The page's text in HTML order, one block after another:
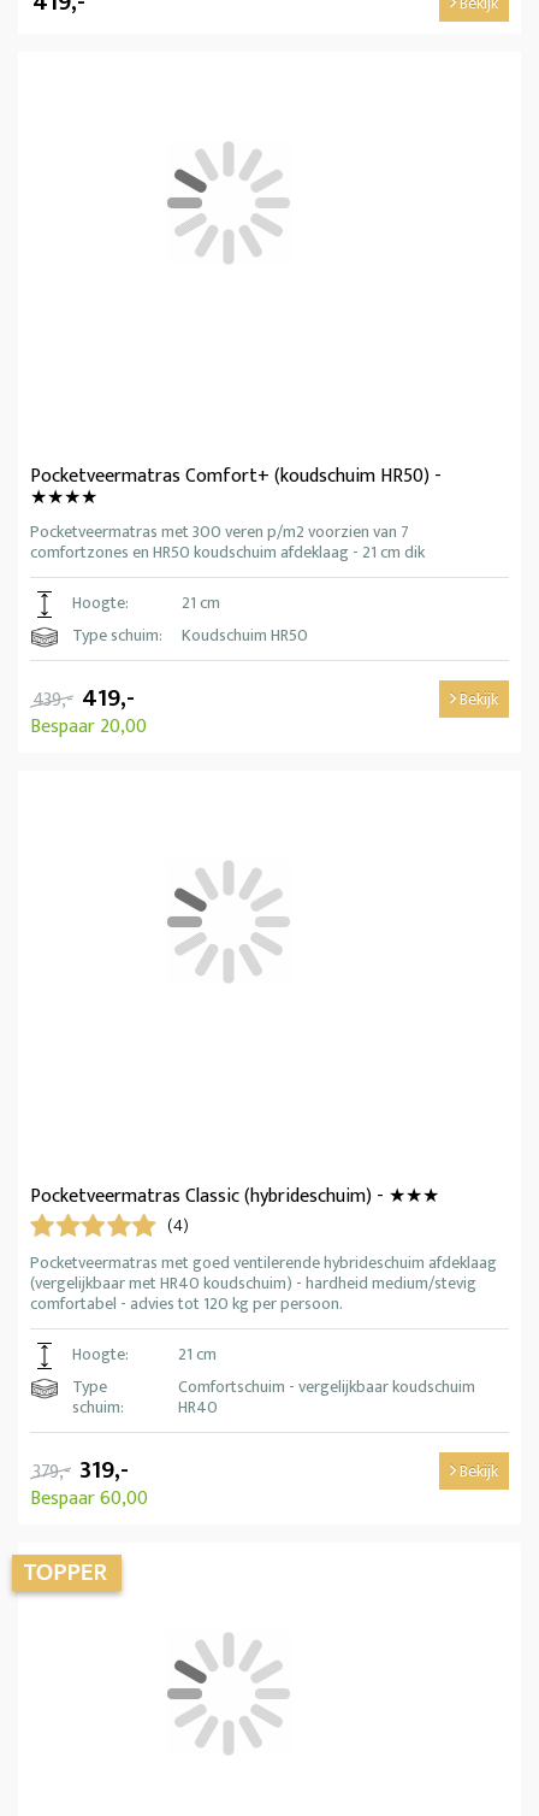
Pocketveermatras Comfort+ (koudschuim HR50) -
★★★★
Pocketveermatras met 300 veren p/m2 voorzien van 7
comfortzones en HR50 koudschuim afdeklaag - 21 cm dik
Hoogte:
21 cm
Type schuim:
Koudschuim HR50
439,- 419,-
Bespaar 20,00
Bekijk
Pocketveermatras Classic (hybrideschuim) - ★★★
(4)
Pocketveermatras met goed ventilerende hybrideschuim afdeklaag
(vergelijkbaar met HR40 koudschuim) - hardheid medium/stevig
comfortabel - advies tot 120 kg per persoon.
Hoogte:
21 cm
Type
schuim:
Comfortschuim - vergelijkbaar koudschuim
HR40
379,- 319,-
Bespaar 60,00
Bekijk